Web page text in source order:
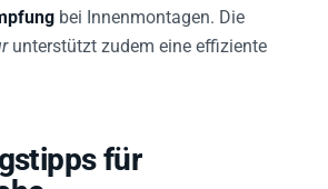
bei Innenmontagen. Die
unterstützt zudem eine effiziente
für